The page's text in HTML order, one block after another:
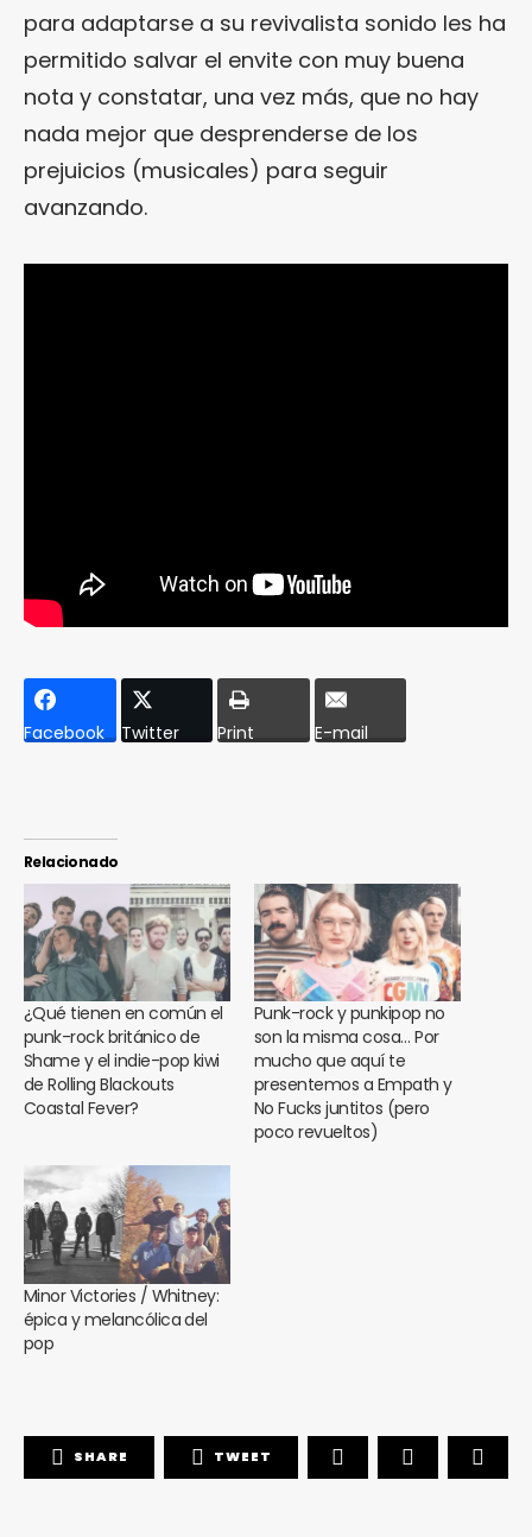
para adaptarse a su revivalista sonido les ha
permitido salvar el envite con muy buena
nota y constatar, una vez más, que no hay
nada mejor que desprenderse de los
prejuicios (musicales) para seguir
avanzando.
Facebook Twitter Print E-mail
Relacionado
¿Qué tienen en común el
punk-rock británico de
Shame y el indie-pop kiwi
de Rolling Blackouts
Coastal Fever?
Punk-rock y punkipop no
son la misma cosa… Por
mucho que aquí te
presentemos a Empath y
No Fucks juntitos (pero
poco revueltos)
Minor Victories / Whitney:
épica y melancólica del
pop
SHARE TWEET